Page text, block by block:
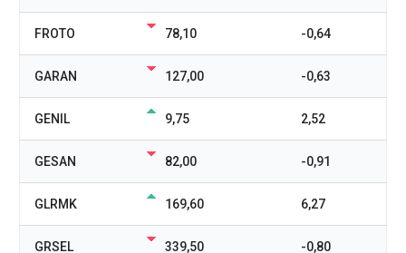
FROTO 78,10 -0,64
GARAN 127,00 -0,63
GENIL 9,75 2,52
GESAN 82,00 -0,91
GLRMK 169,60 6,27
GRSEL 339,50 -0,80